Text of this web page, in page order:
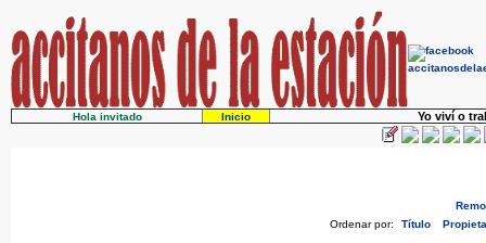
Hola invitado Inicio Yo viví o
Ordenar por:
Título